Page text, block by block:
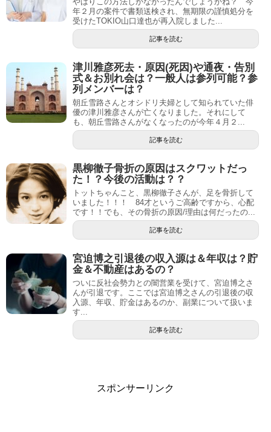
年２月の案件で書類送検され、無期限の謹慎処分を
受けたTOKIO山口達也が再入院しました...
記事を読む
津川雅彦死去・原因(死因)や通夜・告別
式＆お別れ会は？一般人は参列可能？参
列メンバーは？
朝丘雪路さんとオシドリ夫婦として知られていた俳
優の津川雅彦さんが亡くなりました。それにして
も、朝丘雪路さんがなくなったのが今年４月２...
記事を読む
黒柳徹子骨折の原因はスクワットだっ
た！？今後の活動は？？
トットちゃんこと、黒柳徹子さんが、足を骨折して
いました！！！ 84才というご高齢ですから、心配
です！！でも、その骨折の原因/理由は何だったの...
記事を読む
宮迫博之引退後の収入源は＆年収は？貯
金＆不動産はあるの？
ついに反社会勢力との闇営業を受けて、宮迫博之さ
んが引退です。ここでは宮迫博之さんの引退後の収
入源、年収、貯金はあるのか、副業について扱いま
す...
記事を読む
スポンサーリンク